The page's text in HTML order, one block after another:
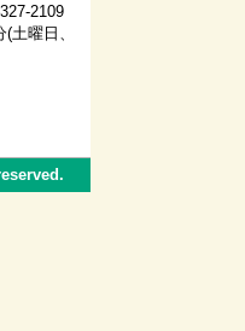
2109
土曜日、